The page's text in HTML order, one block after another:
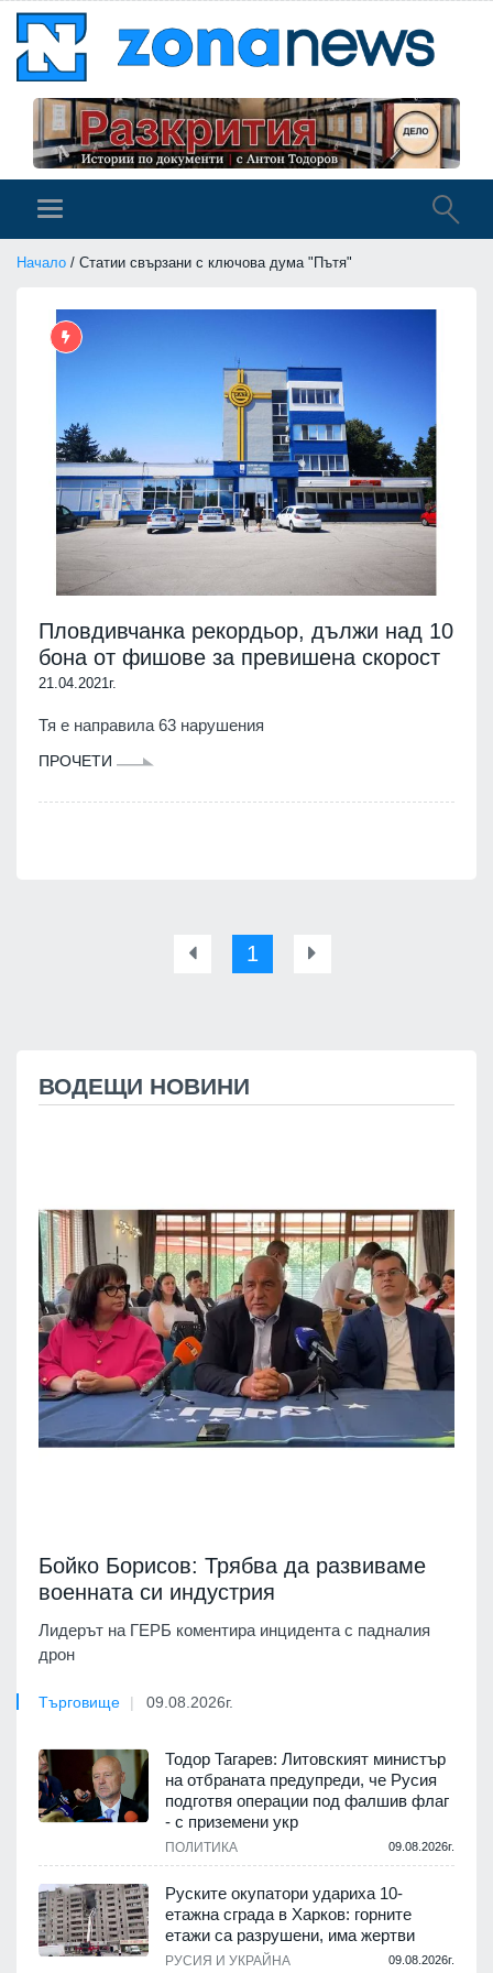
Начало / Статии свързани с ключова дума "Пътя"
Пловдивчанка рекордьор, дължи над 10
бона от фишове за превишена скорост
21.04.2021г.
Тя е направила 63 нарушения
ПРОЧЕТИ
1
ВОДЕЩИ НОВИНИ
Бойко Борисов: Трябва да развиваме
военната си индустрия
Лидерът на ГЕРБ коментира инцидента с падналия
дрон
Търговище 09.08.2026г.
Тодор Тагарев: Литовският министър
на отбраната предупреди, че Русия
подготвя операции под фалшив флаг
- с приземени укр
ПОЛИТИКА 09.08.2026г.
Руските окупатори удариха 10-
етажна сграда в Харков: горните
етажи са разрушени, има жертви
РУСИЯ И УКРАЙНА 09.08.2026г.